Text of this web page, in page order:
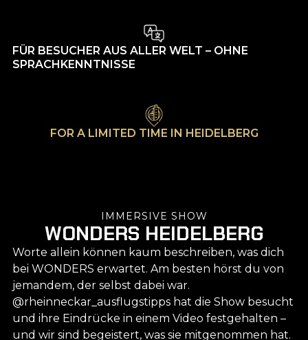
FÜR BESUCHER AUS ALLER WELT – OHNE
SPRACHKENNTNISSE
FOR A LIMITED TIME IN HEIDELBERG
IMMERSIVE SHOW
WONDERS HEIDELBERG
Worte allein können kaum beschreiben, was dich
bei WONDERS erwartet. Am besten hörst du von
jemandem, der selbst dabei war.
@rheinneckar_ausflugstipps hat die Show besucht
und ihre Eindrücke in einem Video festgehalten –
und wir sind begeistert, was sie mitgenommen hat.